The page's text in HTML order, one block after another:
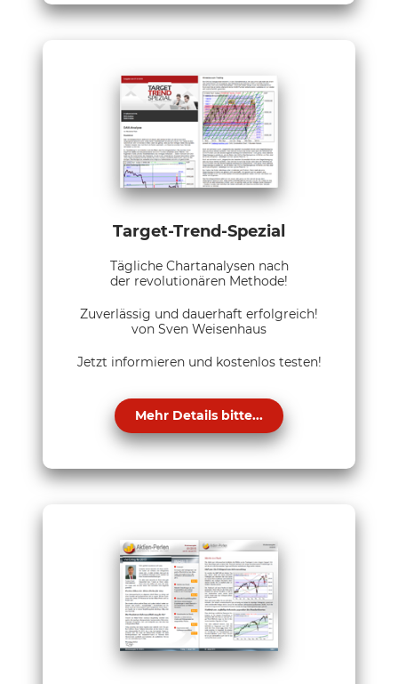
Target-Trend-Spezial
Tägliche Chartanalysen nach
der revolutionären Methode!
Zuverlässig und dauerhaft erfolgreich!
von Sven Weisenhaus
Jetzt informieren und kostenlos testen!
Mehr Details bitte...